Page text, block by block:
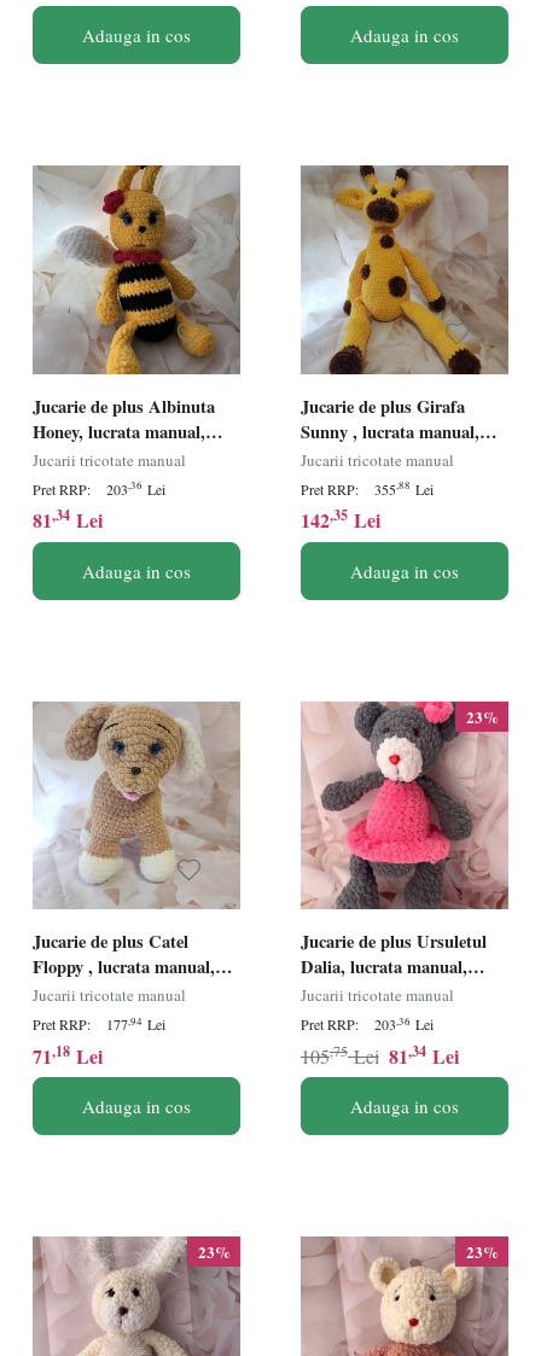
Adauga in cos Adauga in cos
Jucarie de plus Albinuta
Honey, lucrata manual,
handmade, textil,
galben/negru, 37cm
Jucarii tricotate manual
Pret RRP: 203,36 Lei
81,34 Lei
Adauga in cos
Jucarie de plus Girafa
Sunny , lucrata manual,
handmade, textil,
galben/maro , 57 cm
Jucarii tricotate manual
Pret RRP: 355,88 Lei
142,35 Lei
Adauga in cos
Jucarie de plus Catel
Floppy , lucrata manual,
handmade, textil, maro/alb,
20 X 28 cm
Jucarii tricotate manual
Pret RRP: 177,94 Lei
71,18 Lei
Adauga in cos
23%
Jucarie de plus Ursuletul
Dalia, lucrata manual,
handmade, textil, gri/roz,
30 cm
Jucarii tricotate manual
Pret RRP: 203,36 Lei
81,34 Lei
105,75 Lei
Adauga in cos
23% 23%